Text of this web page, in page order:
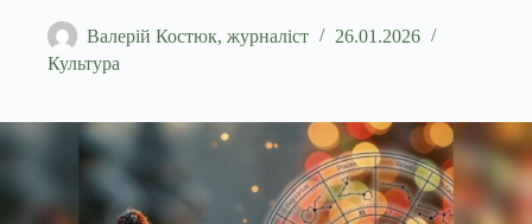
Валерій Костюк, журналіст
26.01.2026
Культура